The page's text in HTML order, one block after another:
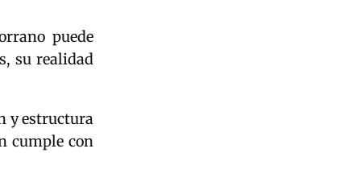
puede
su realidad
y estructura
cumple con